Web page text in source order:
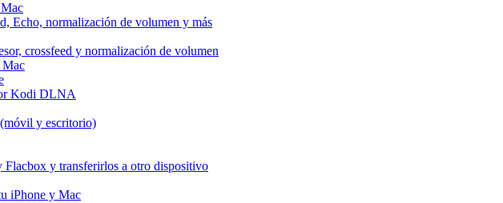
Echo, normalización de volumen y más
crossfeed y normalización de volumen
Mac
Kodi DLNA
(móvil y escritorio)
Flacbox y transferirlos a otro dispositivo
iPhone y Mac